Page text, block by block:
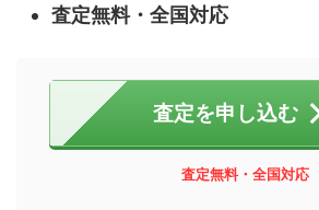
査定無料・全国対応
査定を申し込む
査定無料・全国対応